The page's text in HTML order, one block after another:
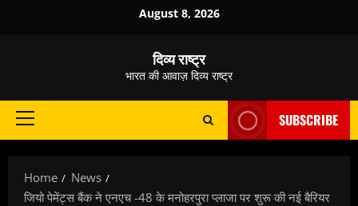
August 8, 2026
दिव्य राष्ट्र
भारत की आवाज़ दिव्य राष्ट्र
Primary
SUBSCRIBE
Home
News
जियो पेमेंट्स बैंक ने एनएच -48 के मनोहरपुरा प्लाजा पर शुरू की नई बैरियर